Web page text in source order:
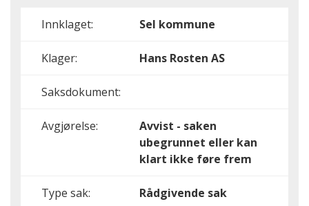
Innklaget: Sel kommune
Klager: Hans Rosten AS
Saksdokument:
Avgjørelse:
Avvist - saken
ubegrunnet eller kan
klart ikke føre frem
Type sak: Rådgivende sak